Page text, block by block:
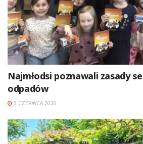
Najmłodsi poznawali zasady
odpadów
3 CZERWCA 2026